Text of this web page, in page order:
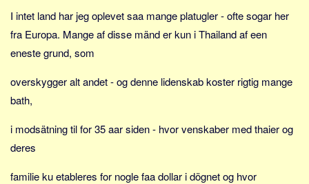
I intet land har jeg oplevet saa mange platugler - ofte sogar her
fra Europa. Mange af disse mänd er kun i Thailand af een
eneste grund, som
overskygger alt andet - og denne lidenskab koster rigtig mange
bath,
i modsätning til for 35 aar siden - hvor venskaber med thaier og
deres
familie ku etableres for nogle faa dollar i dögnet og hvor